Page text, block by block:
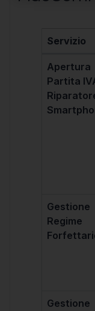
Servizio
Apertura
Partita
Gestione
Regime
Gestione